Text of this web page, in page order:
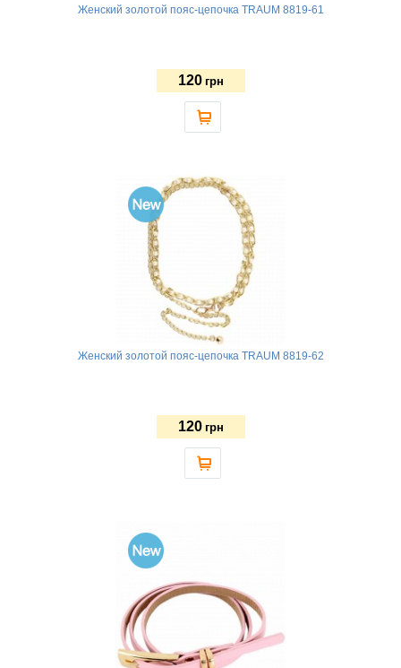
Женский золотой пояс-цепочка TRAUM 8819-61
120 грн
Женский золотой пояс-цепочка TRAUM 8819-62
120 грн